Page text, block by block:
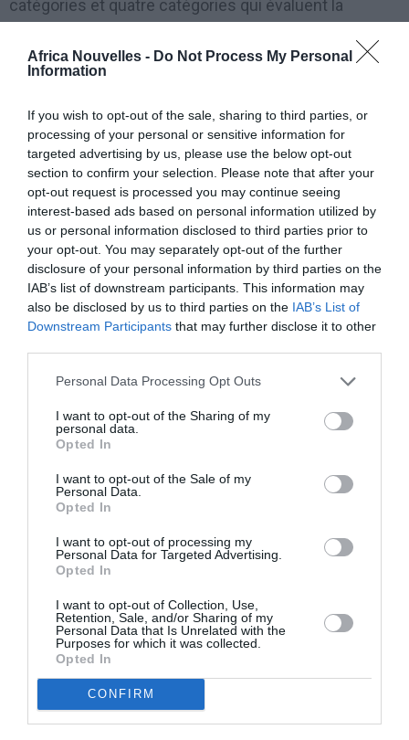
Africa Nouvelles - Do Not Process My Personal
Information
If you wish to opt-out of the sale, sharing to third parties, or
processing of your personal or sensitive information for
targeted advertising by us, please use the below opt-out
section to confirm your selection. Please note that after your
opt-out request is processed you may continue seeing
interest-based ads based on personal information utilized by
us or personal information disclosed to third parties prior to
your opt-out. You may separately opt-out of the further
disclosure of your personal information by third parties on the
IAB’s list of downstream participants. This information may
also be disclosed by us to third parties on the IAB’s List of
Downstream Participants that may further disclose it to other
Personal Data Processing Opt Outs
I want to opt-out of the Sharing of my
personal data.
Opted In
I want to opt-out of the Sale of my
Personal Data.
Opted In
I want to opt-out of processing my
Personal Data for Targeted Advertising.
Opted In
I want to opt-out of Collection, Use,
Retention, Sale, and/or Sharing of my
Personal Data that Is Unrelated with the
Purposes for which it was collected.
Opted In
CONFIRM
catégories et quatre catégories qui évaluent la
délivrés aux citoyens africains utilise 23 sources
● recouvre plus de 40.000 données brutes.
INDICE GLOBAL IBRAHIM 2011
1■ Maurice (82)
2■ Cap-Vert (79)
3■ Botswana (76)
4■ Seychelles (73)
1■ Maurice (89)
3■ Cap-Vert (87)
■ Seychelles (78)
Premier pays par sous-catégorie
●Souveraineté du Droit: Botswana (97)
● Redevabilité: Botswana (86)
●Sécurité Individuelle
●Sécurité Nationale